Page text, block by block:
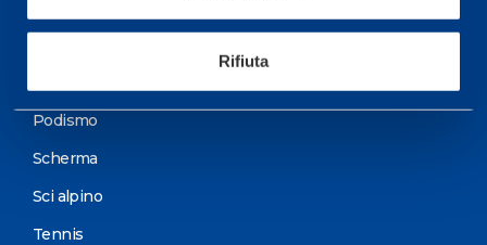
Rifiuta
Podismo
Scherma
Sci alpino
Tennis